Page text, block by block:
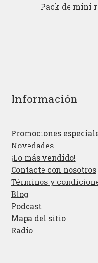
Pack de mini
Información
Promociones
Novedades
¡Lo más vendido!
Contacte con nosotros
Términos y
Blog
Podcast
Mapa del sitio
Radio